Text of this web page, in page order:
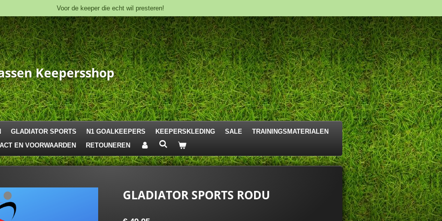
Voor de keeper die echt wil presteren!
Keepersshop
GLADIATOR SPORTS N1 GOALKEEPERS KEEPERSKLEDING SALE
TRAININGSMATERIALEN
EN VOORWAARDEN RETOUNEREN
GLADIATOR SPORTS RODU